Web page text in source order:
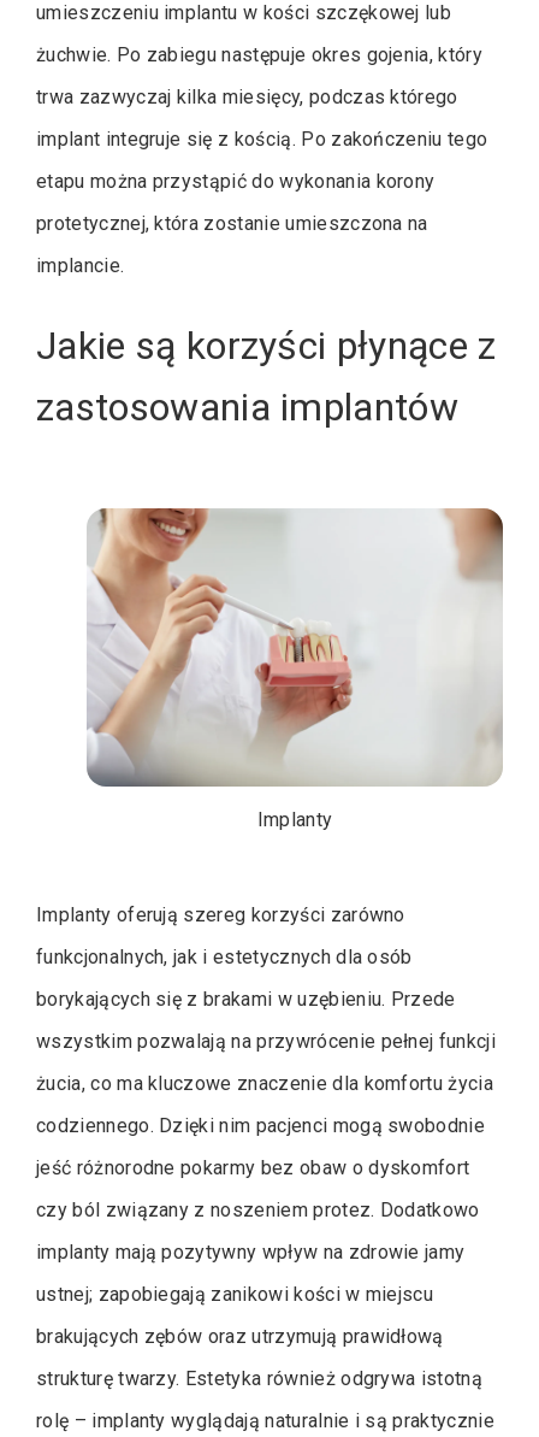
umieszczeniu implantu w kości szczękowej lub
żuchwie. Po zabiegu następuje okres gojenia, który
trwa zazwyczaj kilka miesięcy, podczas którego
implant integruje się z kością. Po zakończeniu tego
etapu można przystąpić do wykonania korony
protetycznej, która zostanie umieszczona na
implancie.
Jakie są korzyści płynące z
zastosowania implantów
Implanty
Implanty oferują szereg korzyści zarówno
funkcjonalnych, jak i estetycznych dla osób
borykających się z brakami w uzębieniu. Przede
wszystkim pozwalają na przywrócenie pełnej funkcji
żucia, co ma kluczowe znaczenie dla komfortu życia
codziennego. Dzięki nim pacjenci mogą swobodnie
jeść różnorodne pokarmy bez obaw o dyskomfort
czy ból związany z noszeniem protez. Dodatkowo
implanty mają pozytywny wpływ na zdrowie jamy
ustnej; zapobiegają zanikowi kości w miejscu
brakujących zębów oraz utrzymują prawidłową
strukturę twarzy. Estetyka również odgrywa istotną
rolę – implanty wyglądają naturalnie i są praktycznie